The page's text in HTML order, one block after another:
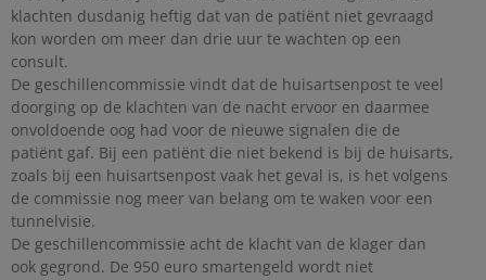
klachten dusdanig heftig dat van de patiënt niet gevraagd
kon worden om meer dan drie uur te wachten op een
consult.
De geschillencommissie vindt dat de huisartsenpost te veel
doorging op de klachten van de nacht ervoor en daarmee
onvoldoende oog had voor de nieuwe signalen die de
patiënt gaf. Bij een patiënt die niet bekend is bij de huisarts,
zoals bij een huisartsenpost vaak het geval is, is het volgens
de commissie nog meer van belang om te waken voor een
tunnelvisie.
De geschillencommissie acht de klacht van de klager dan
ook gegrond. De 950 euro smartengeld wordt niet